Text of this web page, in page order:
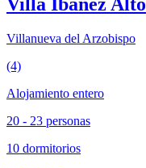
Villa Ibañez Alto
Villanueva del Arzobispo
(4)
Alojamiento entero
20 - 23 personas
10 dormitorios